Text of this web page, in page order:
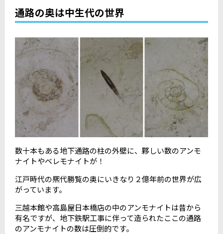
通路の奥は中生代の世界
数十本もある地下通路の柱の外壁に、夥しい数のアンモ
ナイトやベレモナイトが！
江戸時代の熈代勝覧の奥にいきなり２億年前の世界が広
がっています。
三越本館や高島屋日本橋店の中のアンモナイトは昔から
有名ですが、地下鉄駅工事に伴って造られたここの通路
のアンモナイトの数は圧倒的です。